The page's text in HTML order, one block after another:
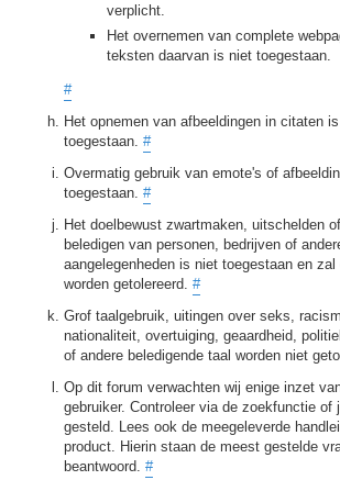
verplicht.
Het overnemen van complete
teksten daarvan is niet toegestaan.
#
Het opnemen van afbeeldingen in citaten
toegestaan. #
Overmatig gebruik van emote's of
toegestaan. #
Het doelbewust zwartmaken, uitschelden
beledigen van personen, bedrijven of
aangelegenheden is niet toegestaan en
worden getolereerd. #
Grof taalgebruik, uitingen over seks,
nationaliteit, overtuiging, geaardheid,
of andere beledigende taal worden niet
Op dit forum verwachten wij enige inzet
gebruiker. Controleer via de zoekfunctie of
gesteld. Lees ook de meegeleverde
product. Hierin staan de meest gestelde
beantwoord. #